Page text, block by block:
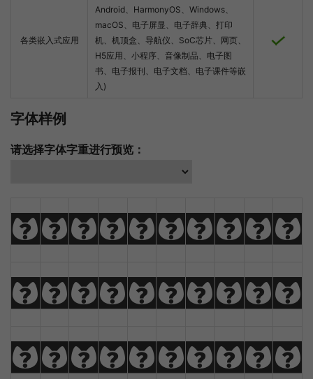
各类嵌入式应用
Android、HarmonyOS、Windows、
macOS、电子屏显、电子辞典、打印
机、机顶盒、导航仪、SoC芯片、网页、
H5应用、小程序、音像制品、电子图
书、电子报刊、电子文档、电子课件等嵌
入)
字体样例
请选择字体字重进行预览：
ABCDEFGHIJ
KLMNOPQRST
UVWXYZÀÁÂÃ